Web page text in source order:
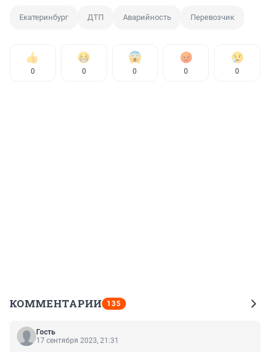
Екатеринбург ДТП Аварийность Перевозчик
0 0 0 0 0
КОММЕНТАРИИ 135
Гость
17 сентября 2023, 21:31